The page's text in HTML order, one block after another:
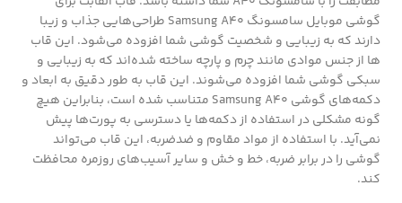
گوشی موبایل سامسونگ Samsung A40 طراحی‌هایی جذاب و زیبا
دارند که به زیبایی و شخصیت گوشی شما افزوده می‌شود. این قاب
ها از جنس موادی مانند چرم و پارچه ساخته شده‌اند که به زیبایی و
سبکی گوشی شما افزوده می‌شوند. این قاب به طور دقیق به ابعاد و
دکمه‌های گوشی Samsung A40 متناسب شده است، بنابراین هیچ
گونه مشکلی در استفاده از دکمه‌ها یا دسترسی به پورت‌ها پیش
نمی‌آید. با استفاده از مواد مقاوم و ضدضربه، این قاب می‌تواند
گوشی را در برابر ضربه، خط و خش و سایر آسیب‌های روزمره محافظت
کند.